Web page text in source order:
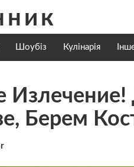
Шоубіз Кулінарія
Берем